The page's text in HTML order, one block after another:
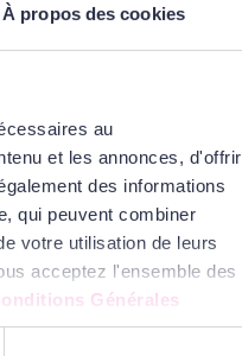
À propos des cookies
au
et les annonces, d'offrir
des informations
qui peuvent combiner
votre utilisation de leurs
acceptez l'ensemble des
Générales